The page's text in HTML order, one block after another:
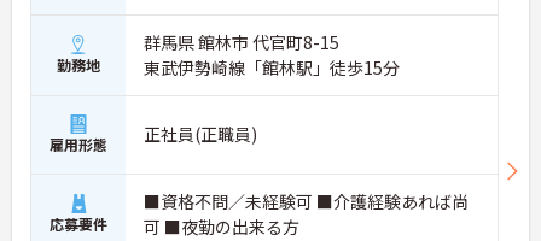
勤務地
群馬県 館林市 代官町8-15
東武伊勢崎線「館林駅」徒歩15分
雇用形態 正社員(正職員)
応募要件
■資格不問／未経験可 ■介護経験あれば尚
可 ■夜勤の出来る方